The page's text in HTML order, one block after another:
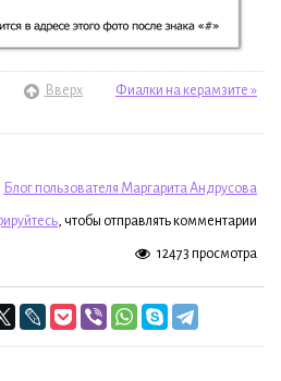
Вверх Фиалки на керамзите »
Блог пользователя Маргарита Андрусова
, чтобы отправлять комментарии
12473 просмотра